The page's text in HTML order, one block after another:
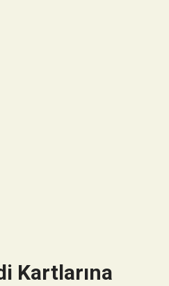
Kartlarına